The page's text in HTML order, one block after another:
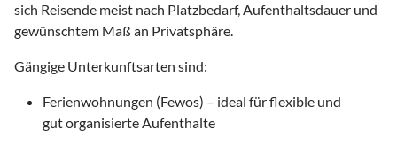
sich Reisende meist nach Platzbedarf, Aufenthaltsdauer und
gewünschtem Maß an Privatsphäre.
Gängige Unterkunftsarten sind:
Ferienwohnungen (Fewos) – ideal für flexible und
gut organisierte Aufenthalte